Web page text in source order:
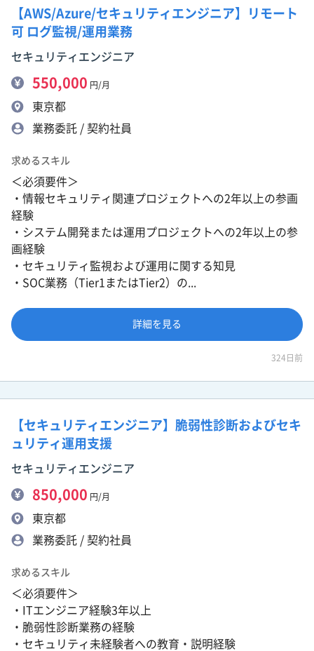
【AWS/Azure/セキュリティエンジニア】リモート
可 ログ監視/運用業務
セキュリティエンジニア
550,000 円/月
東京都
業務委託 / 契約社員
求めるスキル
＜必須要件＞
・情報セキュリティ関連プロジェクトへの2年以上の参画
経験
・システム開発または運用プロジェクトへの2年以上の参
画経験
・セキュリティ監視および運用に関する知見
・SOC業務（Tier1またはTier2）の...
詳細を見る
324日前
【セキュリティエンジニア】脆弱性診断およびセキ
ュリティ運用支援
セキュリティエンジニア
850,000 円/月
東京都
業務委託 / 契約社員
求めるスキル
＜必須要件＞
・ITエンジニア経験3年以上
・脆弱性診断業務の経験
・セキュリティ未経験者への教育・説明経験